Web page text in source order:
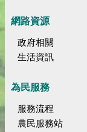
網路資源
政府相關
生活資訊
為民服務
服務流程
農民服務站